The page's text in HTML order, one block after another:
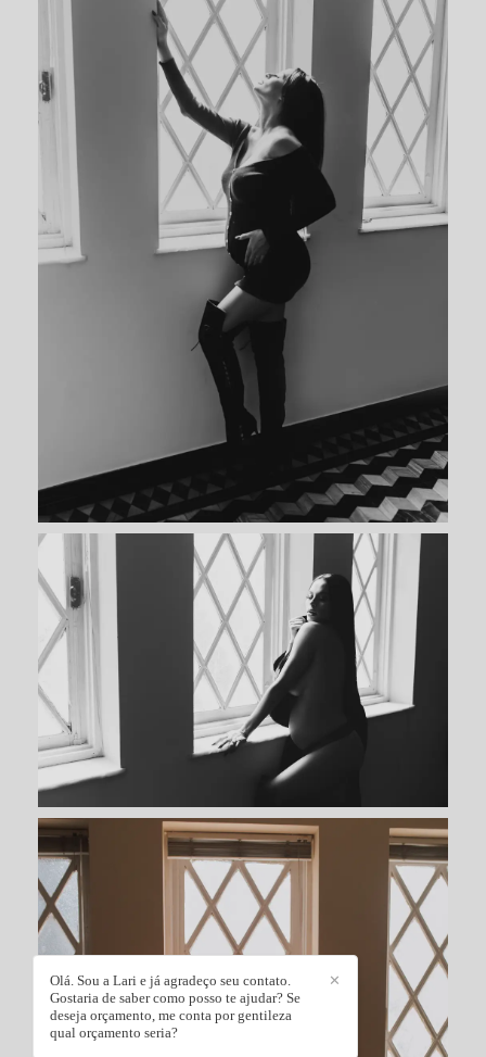
✕
Olá. Sou a Lari e já agradeço seu contato.
Gostaria de saber como posso te ajudar? Se
deseja orçamento, me conta por gentileza
qual orçamento seria?